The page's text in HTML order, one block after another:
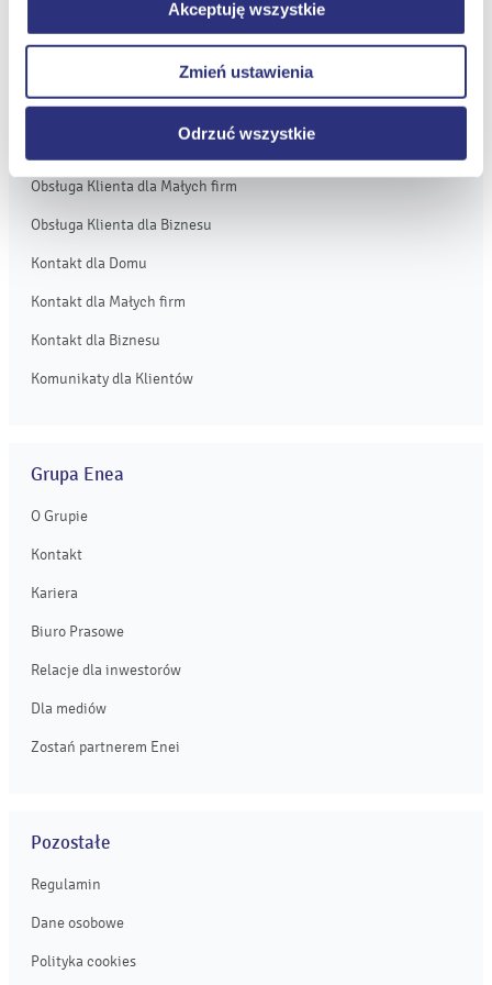
dotyczy jednak plików cookie niezbędnych do
prawidłowego wyświetlania i działania naszych stron
Akceptuję wszystkie
Zmień ustawienia
Odrzuć wszystkie
Obsługa i kontakt
Moja Enea
Obsługa Klienta dla Małych firm
Obsługa Klienta dla Biznesu
Kontakt dla Domu
Kontakt dla Małych firm
Kontakt dla Biznesu
Komunikaty dla Klientów
Grupa Enea
O Grupie
Kontakt
Kariera
Biuro Prasowe
Relacje dla inwestorów
Dla mediów
Zostań partnerem Enei
Pozostałe
Regulamin
Dane osobowe
Polityka cookies